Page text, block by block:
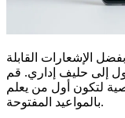
الإشعارات القابلة
إلى حليف إداري. قم
لتكون أول من يعلم
بالمواعيد المفتوحة.